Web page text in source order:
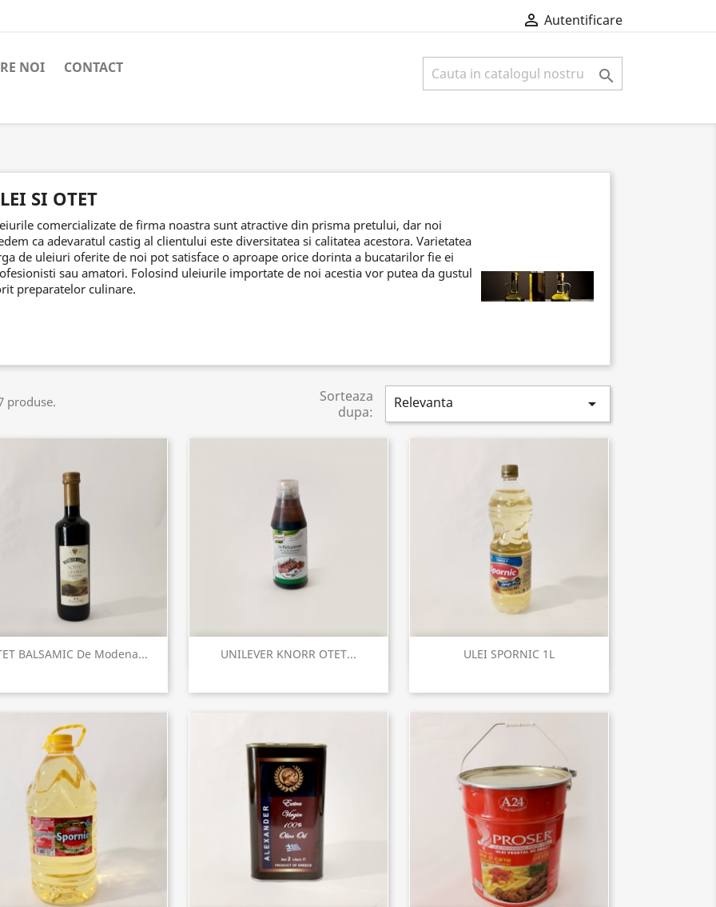
 Autentificare
NOI CONTACT 
SI OTET
comercializate de firma noastra sunt atractive din prisma pretului, dar noi
ca adevaratul castig al clientului este diversitatea si calitatea acestora. Varietatea
de uleiuri oferite de noi pot satisface o aproape orice dorinta a bucatarilor fie ei
sau amatori. Folosind uleiurile importate de noi acestia vor putea da gustul
preparatelor culinare.
produse.
Sorteaza
dupa:
Relevanta 
BALSAMIC De Modena...
Vizualizare rapida UNILEVER KNORR OTET...
Vizualizare rapida ULEI SPORNIC 1L
Vizualizare rapida